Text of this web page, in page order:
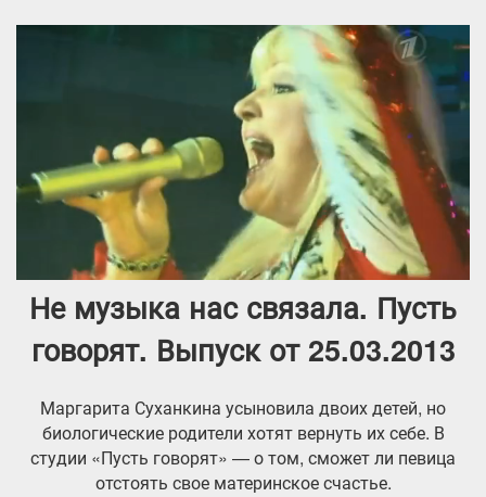
Не музыка нас связала. Пусть
говорят. Выпуск от 25.03.2013
Маргарита Суханкина усыновила двоих детей, но
биологические родители хотят вернуть их себе. В
студии «Пусть говорят» — о том, сможет ли певица
отстоять свое материнское счастье.